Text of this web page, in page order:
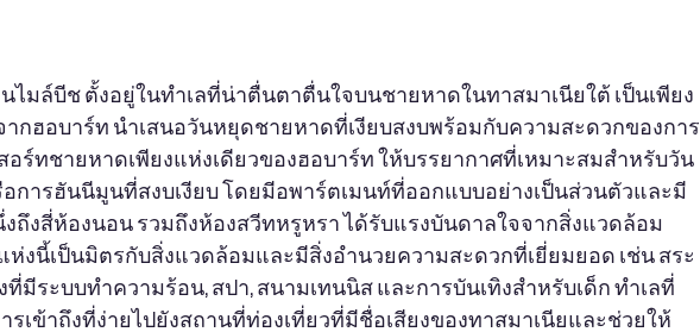
ไมล์บีช ตั้งอยู่ในทำเลที่น่าตื่นตาตื่นใจบนชายหาดในทาสมาเนียใต้ เป็นเพียง
ากฮอบาร์ท นำเสนอวันหยุดชายหาดที่เงียบสงบพร้อมกับความสะดวกของการ
อร์ทชายหาดเพียงแห่งเดียวของฮอบาร์ท ให้บรรยากาศที่เหมาะสมสำหรับวัน
การฮันนีมูนที่สงบเงียบ โดยมีอพาร์ตเมนท์ที่ออกแบบอย่างเป็นส่วนตัวและมี
ถึงสี่ห้องนอน รวมถึงห้องสวีทหรูหรา ได้รับแรงบันดาลใจจากสิ่งแวดล้อม
ห่งนี้เป็นมิตรกับสิ่งแวดล้อมและมีสิ่งอำนวยความสะดวกที่เยี่ยมยอด เช่น สระ
มีระบบทำความร้อน, สปา, สนามเทนนิส และการบันเทิงสำหรับเด็ก ทำเลที่
รเข้าถึงที่ง่ายไปยังสถานที่ท่องเที่ยวที่มีชื่อเสียงของทาสมาเนียและช่วยให้